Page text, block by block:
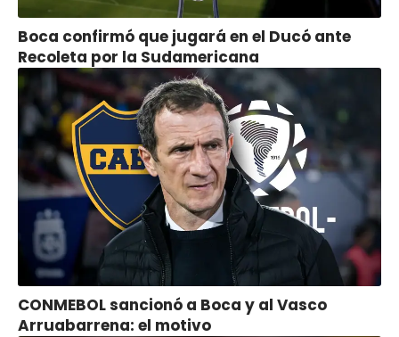
Boca confirmó que jugará en el Ducó ante
Recoleta por la Sudamericana
CONMEBOL sancionó a Boca y al Vasco
Arruabarrena: el motivo